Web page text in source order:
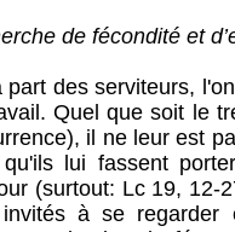
de fécondité et
part des serviteurs,
Quel que soit le
il ne leur est
qu'ils lui fassent
(surtout: Lc 19, 12-
à se regarder